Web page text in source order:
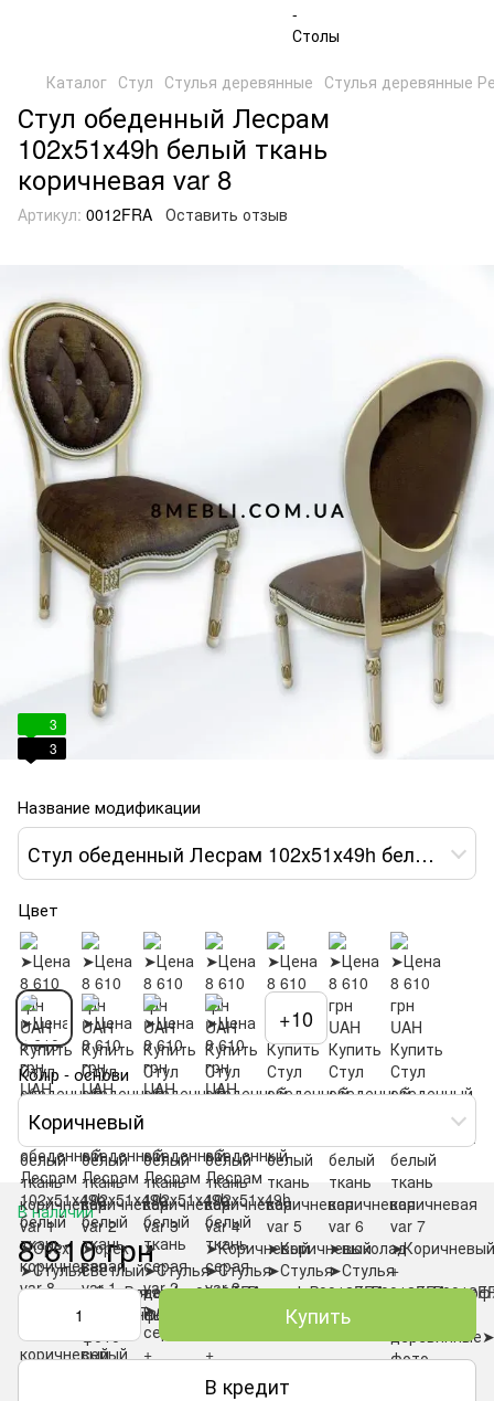
Каталог Стул Стулья деревянные Стулья деревянные
Стул обеденный Лесрам
102х51х49h белый ткань
коричневая var 8
Артикул: 0012FRA Оставить отзыв
3
3
Название модификации
Стул обеденный Лесрам 102х51х49h белый ткань коричневая var 8
Цвет
+10
Колір - основи
Коричневый
В наличии
8 610 грн
Купить
В кредит